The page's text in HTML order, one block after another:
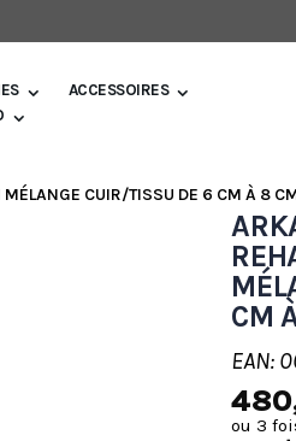
ACCESSOIRES
CUIR/TISSU DE 6 CM À 8
CM
EAN: